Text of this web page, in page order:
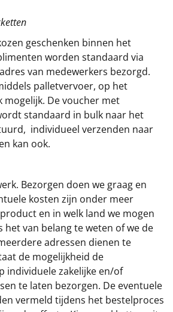
geschenken binnen het
worden standaard via
van medewerkers bezorgd.
palletvervoer, op het
mogelijk. De voucher met
standaard in bulk naar het
individueel verzenden naar
kan ook.
Bezorgen doen we graag en
kosten zijn onder meer
en in welk land we mogen
het van belang te weten of we de
adressen dienen te
de mogelijkheid de
individuele zakelijke en/of
te laten bezorgen. De eventuele
vermeld tijdens het bestelproces